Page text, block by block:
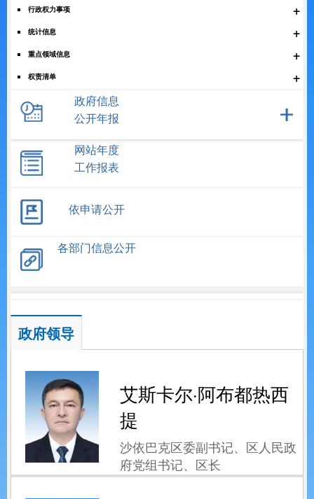
行政权力事项 +
统计信息 +
重点领域信息 +
权责清单 +
财政信息
+
政府信息
公开年报
网站年度
工作报表
依申请公开
各部门信息公开
政府领导
艾斯卡尔·阿布都热西
提
沙依巴克区委副书记、区人民政
府党组书记、区长